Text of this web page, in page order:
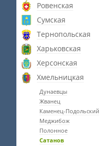
Ровенская
Сумская
Тернопольская
Харьковская
Херсонская
Хмельницкая
Дунаевцы
Жванец
Каменец-Подольский
Меджибож
Полонное
Сатанов